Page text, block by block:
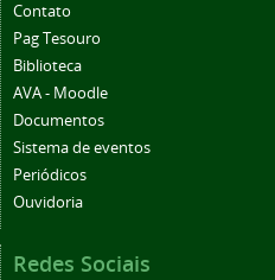
Contato
Pag Tesouro
Biblioteca
AVA - Moodle
Documentos
Sistema de eventos
Periódicos
Ouvidoria
Redes Sociais